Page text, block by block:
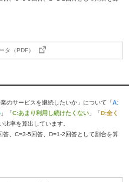
タ（PDF）
のサービスを継続したいか」について「A:
」「C:あまり利用し続けたくない 」「D:全く
比率を算出しています。
、C=3-5回答、D=1-2回答として割合を算